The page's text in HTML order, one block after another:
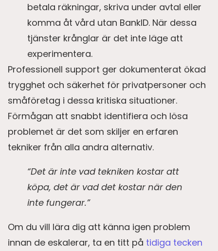
betala räkningar, skriva under avtal eller
komma åt vård utan BankID. När dessa
tjänster krånglar är det inte läge att
experimentera.
Professionell support ger dokumenterat ökad
trygghet och säkerhet för privatpersoner och
småföretag i dessa kritiska situationer.
Förmågan att snabbt identifiera och lösa
problemet är det som skiljer en erfaren
tekniker från alla andra alternativ.
“Det är inte vad tekniken kostar att
köpa, det är vad det kostar när den
inte fungerar.”
Om du vill lära dig att känna igen problem
innan de eskalerar, ta en titt på tidiga tecken